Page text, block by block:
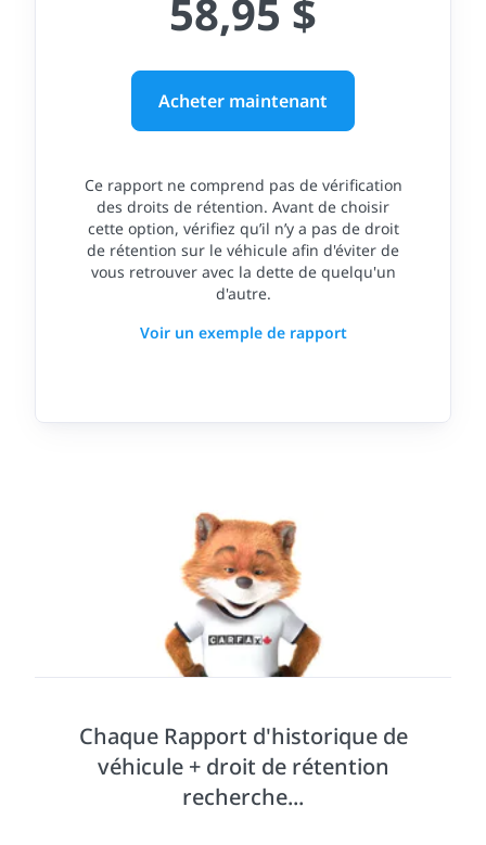
58,95 $
Acheter maintenant
Ce rapport ne comprend pas de vérification
des droits de rétention. Avant de choisir
cette option, vérifiez qu’il n’y a pas de droit
de rétention sur le véhicule afin d'éviter de
vous retrouver avec la dette de quelqu'un
d'autre.
Voir un exemple de rapport
Chaque Rapport d'historique de
véhicule + droit de rétention
recherche...